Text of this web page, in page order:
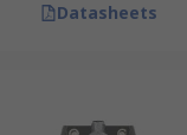
Datasheets